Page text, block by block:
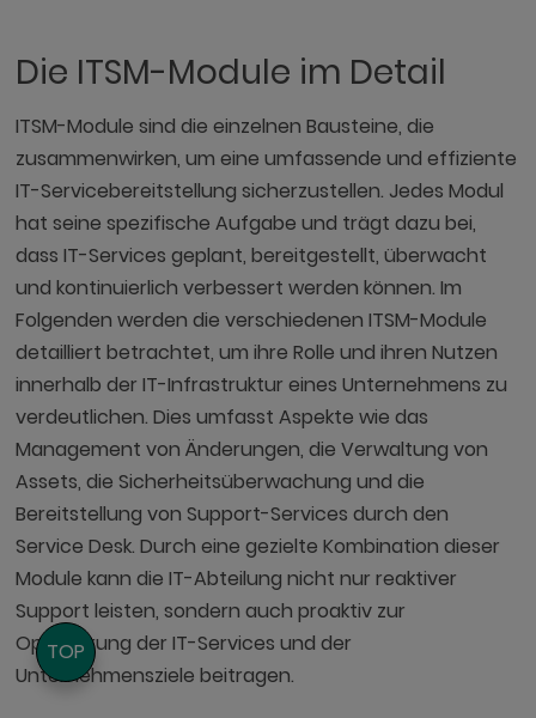
Die ITSM-Module im Detail
ITSM-Module sind die einzelnen Bausteine, die
zusammenwirken, um eine umfassende und effiziente
IT-Servicebereitstellung sicherzustellen. Jedes Modul
hat seine spezifische Aufgabe und trägt dazu bei,
dass IT-Services geplant, bereitgestellt, überwacht
und kontinuierlich verbessert werden können. Im
Folgenden werden die verschiedenen ITSM-Module
detailliert betrachtet, um ihre Rolle und ihren Nutzen
innerhalb der IT-Infrastruktur eines Unternehmens zu
verdeutlichen. Dies umfasst Aspekte wie das
Management von Änderungen, die Verwaltung von
Assets, die Sicherheitsüberwachung und die
Bereitstellung von Support-Services durch den
Service Desk. Durch eine gezielte Kombination dieser
Module kann die IT-Abteilung nicht nur reaktiver
Support leisten, sondern auch proaktiv zur
Optimierung der IT-Services und der
Unternehmensziele beitragen.
TOP